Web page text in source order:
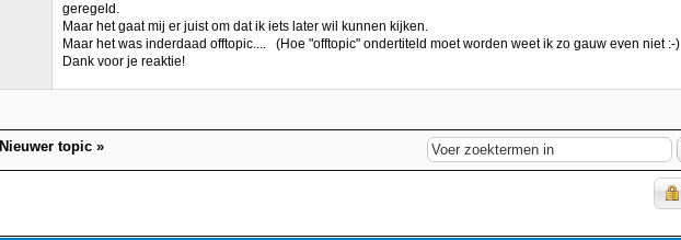
geregeld.
Maar het gaat mij er juist om dat ik iets later wil kunnen kijken.
Maar het was inderdaad offtopic.... (Hoe "offtopic" ondertiteld moet worden weet ik zo gauw even niet :-)
Dank voor je reaktie!
Nieuwer topic »